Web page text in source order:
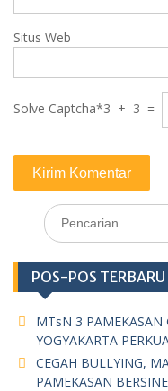
Situs Web
Solve Captcha*3 + 3 =
Search
for:
POS-POS TERBARU
MTsN 3 PAMEKASAN
YOGYAKARTA
CEGAH BULLYING,
PAMEKASAN